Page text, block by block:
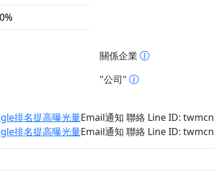
關係企業
"公司"
排名提高曝光量Email通知 聯絡 Line ID: twmcn
排名提高曝光量Email通知 聯絡 Line ID: twmcn